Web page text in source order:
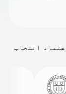
انتخاب